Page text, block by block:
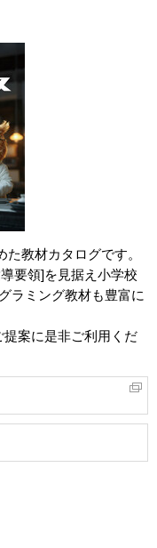
教材カタログです。
要領]を見据え小学校
ラミング教材も豊富に
案に是非ご利用くだ